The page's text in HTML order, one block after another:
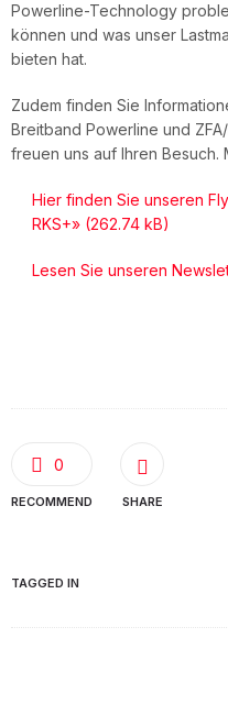
Powerline-Technology
können und was unser
bieten hat.
Zudem finden Sie
Breitband Powerline und
freuen uns auf Ihren Besuch.
Hier finden Sie unseren
RKS+»
Lesen Sie unseren
0
RECOMMEND SHARE
TAGGED IN